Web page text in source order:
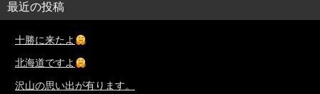
最近の投稿
十勝に来たよ
北海道ですよ
沢山の思い出が有ります。